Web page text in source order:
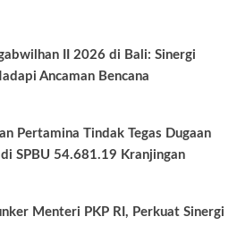
II 2026 di Bali: Sinergi
Ancaman Bencana
Pertamina Tindak Tegas Dugaan
SPBU 54.681.19 Kranjingan
Menteri PKP RI, Perkuat Sinergi